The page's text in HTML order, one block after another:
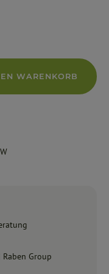
die Schaltflächen um die Anzahl zu
WARENKORB
Group